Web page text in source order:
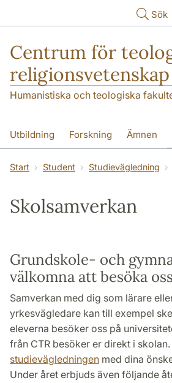
Sök
Centrum för
religionsvetenskap
Humanistiska och teologiska
Utbildning Forskning Ämnen
Institutionen
Start Student Studievägledning
Skolsamverkan
Grundskole- och
välkomna att besöka
Samverkan med dig som lärare
yrkesvägledare kan till exempel
eleverna besöker oss på
från CTR besöker er direkt i
studievägledningen med dina
Under året erbjuds även följande